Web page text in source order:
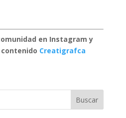
en Instagram y
Creatigrafca